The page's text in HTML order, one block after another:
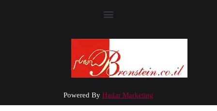
Powered ByHadar Marketing